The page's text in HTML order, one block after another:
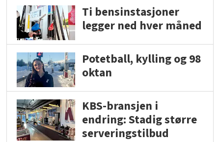
Ti bensinstasjoner
legger ned hver måned
Potetball, kylling og 98
oktan
KBS-bransjen i
endring: Stadig større
serveringstilbud